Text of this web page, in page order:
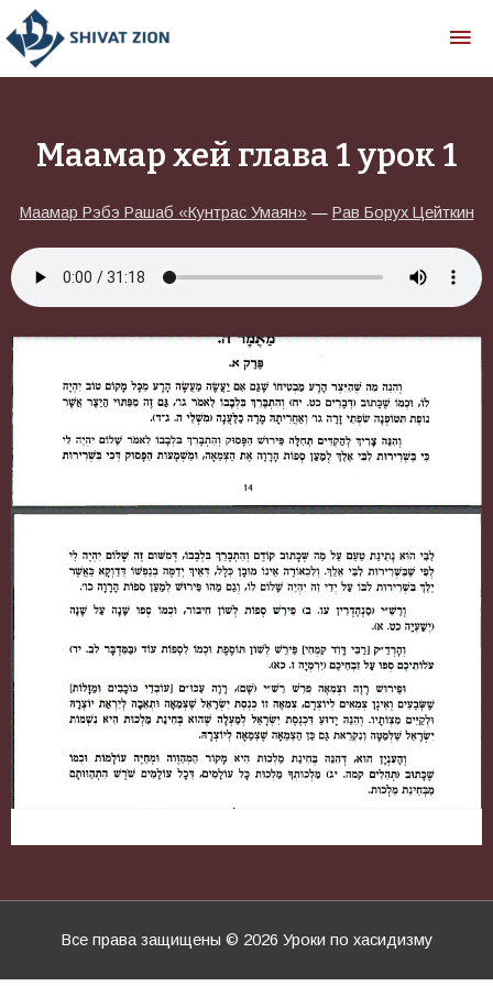
Маамар хей глава 1 урок 1
Маамар Рэбэ Рашаб «Кунтрас Умаян» — Рав Борух Цейткин
Все права защищены © 2026 Уроки по хасидизму